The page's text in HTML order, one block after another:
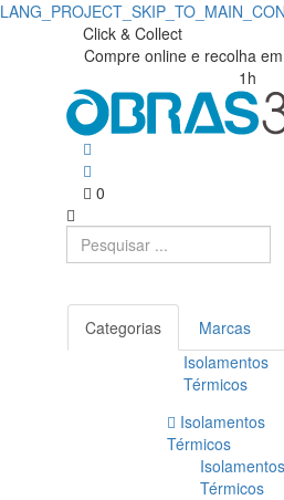
Click & Collect
Compre online e recolha
1h
0
Categorias Marcas
Isolamentos
Térmicos
Isolamentos
Térmicos
Isolamentos
Térmicos